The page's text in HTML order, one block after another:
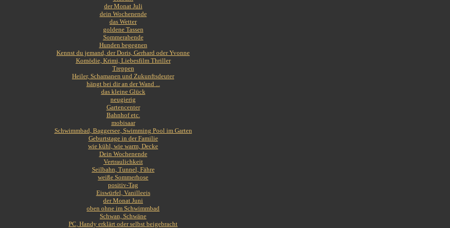
der Monat Juli
dein Wochenende
das Wetter
goldene Tassen
Sommerabende
Hunden begegnen
Kennst du jemand, der Doris, Gerhard oder Yvonne
Komödie, Krimi, Liebesfilm Thriller
Treppen
Heiler, Schamanen und Zukunftsdeuter
hängt bei dir an der Wand ...
das kleine Glück
neugierig
Gartencenter
Bahnhof etc.
mobisaar
Schwimmbad, Baggersee, Swimming Pool im Garten
Geburtstage in der Familie
wie kühl, wie warm, Decke
Dein Wochenende
Vertraulichkeit
Seilbahn, Tunnel, Fähre
weiße Sommerhose
positiv-Tag
Eiswürfel, Vanilleeis
der Monat Juni
oben ohne im Schwimmbad
Schwan, Schwäne
PC, Handy erklärt oder selbst beigebracht